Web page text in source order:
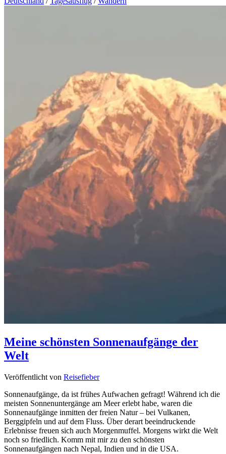
Meine schönsten Sonnenaufgänge der
Welt
Veröffentlicht von Reisefieber
Sonnenaufgänge, da ist frühes Aufwachen gefragt! Während ich die
meisten Sonnenuntergänge am Meer erlebt habe, waren die
Sonnenaufgänge inmitten der freien Natur – bei Vulkanen,
Berggipfeln und auf dem Fluss. Über derart beeindruckende
Erlebnisse freuen sich auch Morgenmuffel. Morgens wirkt die Welt
noch so friedlich. Komm mit mir zu den schönsten
Sonnenaufgängen nach Nepal, Indien und in die USA.